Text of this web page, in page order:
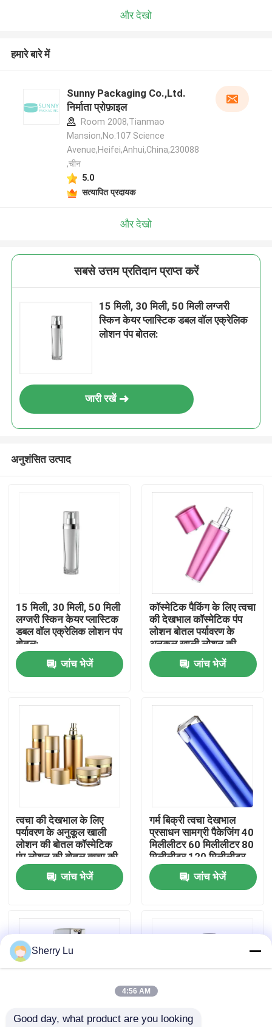
होम
हमारे बारे में
गुणवत्ता नियंत्रण
हमसे संपर्क करें
कॉस्मेटिक वायुहीन बोतल
कॉस्मेटिक क्रीम जार
और देखो
हमारे बारे में
Sunny Packaging Co.,Ltd.
निर्माता प्रोफ़ाइल
Room 2008,Tianmao
Mansion,No.107 Science
Avenue,Heifei,Anhui,China,230088
,चीन
5.0
सत्यापित प्रदायक
और देखो
सबसे उत्तम प्रतिदान प्राप्त करें
15 मिली, 30 मिली, 50 मिली लग्जरी
स्किन केयर प्लास्टिक डबल वॉल एक्रेलिक
लोशन पंप बोतल:
जारी रखें
अनुशंसित उत्पाद
15 मिली, 30 मिली, 50 मिली
लग्जरी स्किन केयर प्लास्टिक
डबल वॉल एक्रेलिक लोशन पंप
बोतल:
जांच भेजें
कॉस्मेटिक पैकिंग के लिए त्वचा
की देखभाल कॉस्मेटिक पंप
लोशन बोतल पर्यावरण के
अनुकूल खाली लोशन की
बोतल
जांच भेजें
त्वचा की देखभाल के लिए
पर्यावरण के अनुकूल खाली
लोशन की बोतल कॉस्मेटिक
पंप लोशन की बोतल त्वचा की
देखभाल पैकी
जांच भेजें
गर्म बिक्री त्वचा देखभाल
प्रसाधन सामग्री पैकेजिंग 40
मिलीलीटर 60 मिलीलीटर 80
मिलीलीटर 120 मिलीलीटर
एक्रिलिक बॉडी क्रीम लोशन
पंप बोतलें
जांच भेजें
Sherry Lu
4:56 AM
Good day, what product are you looking